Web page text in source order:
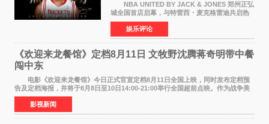
NBA UNITED BY JACK & JONES 郑州正弘
城全国首店启幕，与特雷西・麦克格雷迪共启热
爱 2026 年7 月21 日，
NBAUNITEDBYJACK&JONES 全国首店，于郑
州正弘城正式启幕。NBA 传奇球星
娱乐评论
《欢迎来龙餐馆》定档8月11日 文牧野沈腾蒋奇明带中餐
闯中东
电影《欢迎来龙餐馆》今日正式官宣定档8月11日全国上映，同时发布定档预
告及定档海报，并将于8月8日至10日14:00-21:00举行全国超前点映。作为战争美
食大片，影片讲述的是中国厨师徐福（沈腾
影视新闻